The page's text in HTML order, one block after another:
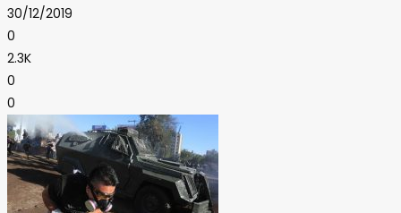
30/12/2019
0
2.3K
0
0